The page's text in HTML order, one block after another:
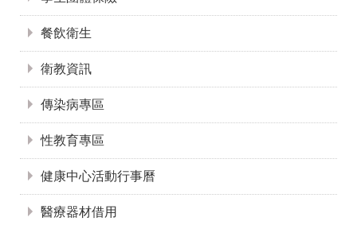
餐飲衛生
衛教資訊
傳染病專區
性教育專區
健康中心活動行事曆
醫療器材借用